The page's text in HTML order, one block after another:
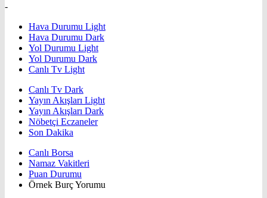
-
Hava Durumu Light
Hava Durumu Dark
Yol Durumu Light
Yol Durumu Dark
Canlı Tv Light
Canlı Tv Dark
Yayın Akışları Light
Yayın Akışları Dark
Nöbetçi Eczaneler
Son Dakika
Canlı Borsa
Namaz Vakitleri
Puan Durumu
Örnek Burç Yorumu